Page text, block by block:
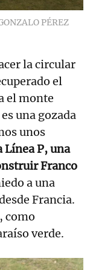
PÉREZ
la circular
el
el monte
una gozada
unos
Línea P, una
Franco
a una
Francia.
como
verde.